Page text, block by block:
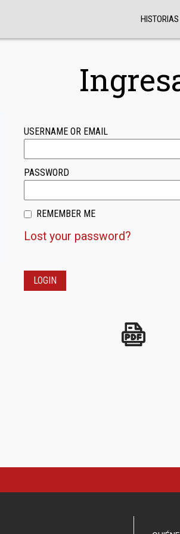
HISTORIAS
USERNAME OR EMAIL
PASSWORD
REMEMBER ME
Lost your password?